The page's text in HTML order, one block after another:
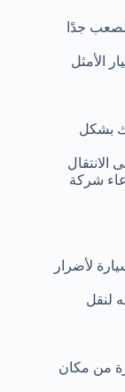
بشكل
شركة
جدًا
الأمثل
من مكان
لأضرار
لنقل